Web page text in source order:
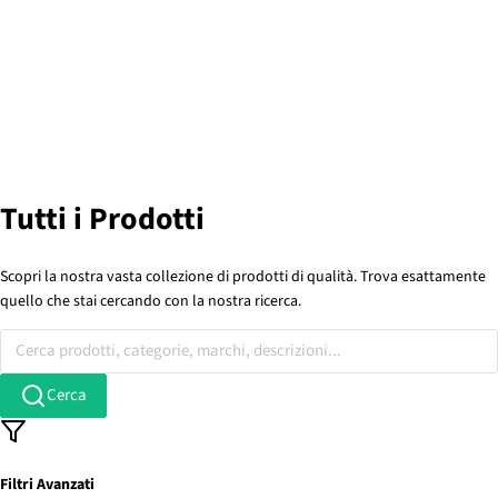
Tutti i Prodotti
Scopri la nostra vasta collezione di prodotti di qualità. Trova esattamente
quello che stai cercando con la nostra ricerca.
Cerca prodotti, categorie, marchi, descrizioni...
Cerca
Filtri Avanzati